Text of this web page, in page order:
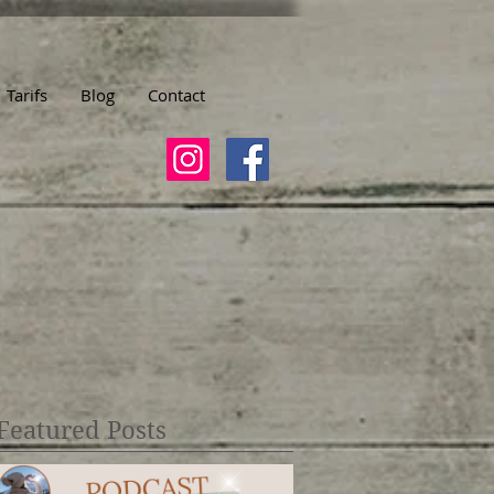
Tarifs Blog Contact
Posts